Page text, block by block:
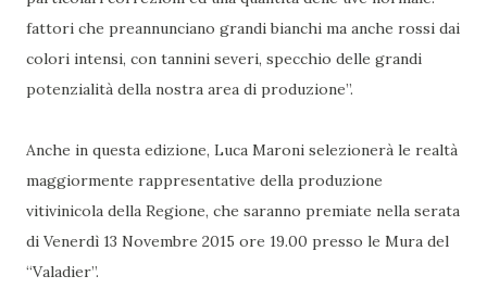
fattori che preannunciano grandi bianchi ma anche rossi dai
colori intensi, con tannini severi, specchio delle grandi
potenzialità della nostra area di produzione”.
Anche in questa edizione, Luca Maroni selezionerà le realtà
maggiormente rappresentative della produzione
vitivinicola della Regione, che saranno premiate nella serata
di Venerdì 13 Novembre 2015 ore 19.00 presso le Mura del
“Valadier”.